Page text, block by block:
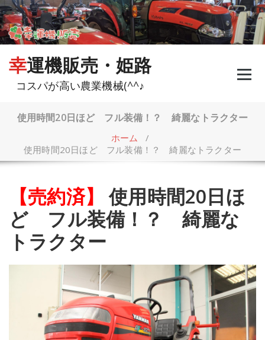
コ
ン
テ
ン
幸運機販売・姫路
コスパが高い農業機械(^^♪
使用時間20日ほど フル装備！？ 綺麗なトラクター
ホーム /
使用時間20日ほど フル装備！？ 綺麗なトラクター
【売約済】
使用時間20日ほ
ど フル装備！？ 綺麗な
トラクター